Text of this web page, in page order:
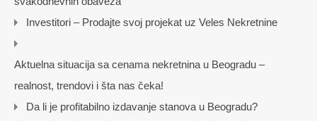
Investitori – Prodajte svoj projekat uz Veles Nekretnine
Aktuelna situacija sa cenama nekretnina u Beogradu –
realnost, trendovi i šta nas čeka!
Da li je profitabilno izdavanje stanova u Beogradu?